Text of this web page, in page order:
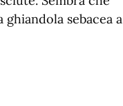
sebacea a